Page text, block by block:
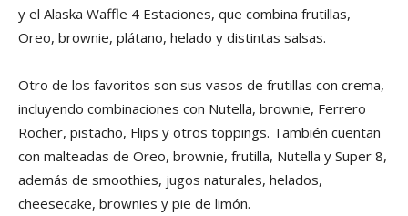
y el Alaska Waffle 4 Estaciones, que combina frutillas,
Oreo, brownie, plátano, helado y distintas salsas.
Otro de los favoritos son sus vasos de frutillas con crema,
incluyendo combinaciones con Nutella, brownie, Ferrero
Rocher, pistacho, Flips y otros toppings. También cuentan
con malteadas de Oreo, brownie, frutilla, Nutella y Super 8,
además de smoothies, jugos naturales, helados,
cheesecake, brownies y pie de limón.